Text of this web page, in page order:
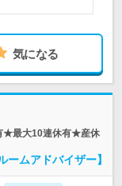
気になる
★最大10連休有★産休
ムアドバイザー】